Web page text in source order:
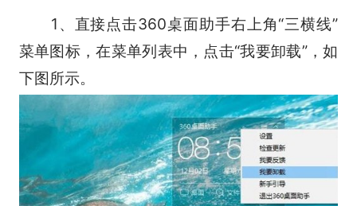
1、直接点击360桌面助手右上角“三横线”
菜单图标，在菜单列表中，点击“我要卸载”，如
下图所示。